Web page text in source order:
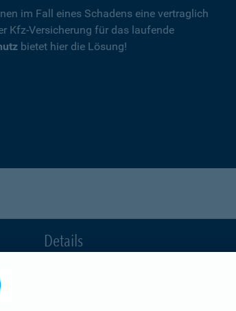
im Fall eines Schadens eine vertraglich
Kfz-Versicherung für das laufende
bietet hier die Lösung!
Details
die Ihnen nach einem Unfall durch die
Ihnen wegen einer unerlaubten